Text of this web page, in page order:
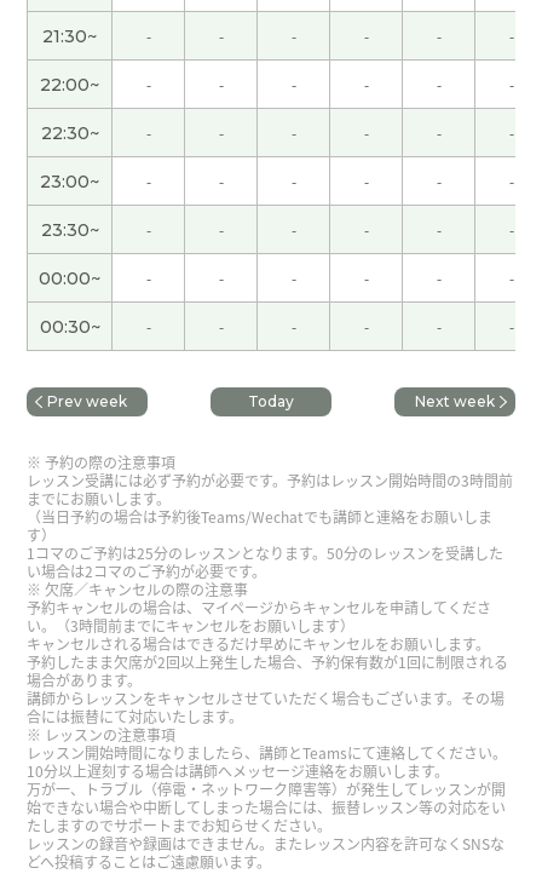
辛苦了～，下节课再见！ ( 50代 男性 )
我觉得选择一个能充分发挥自身能力的好的专业，
这一点确实很重要。下节课再见。
( 50代 男性 )
年轻时，我常为了看深夜的体育直播而熬夜，但现
在早睡比这更重要😁。下节课见。
( 50代 男性 )
谢谢老师总是鼓励我。我会继续努力。( 女性 )
下次见吧。
( 男性 )
辛苦了。好好享受假期～。
いつも楽しく授業してくださってありがとうござい
ます！我们下节课见~
在我们日本这里，小朋友会直接走进稻田，徒手抓
青蛙呢😂。下节课再见。( 50代 男性 )
辛苦了～。周末愉快！下节课再见。 ( 50代 男性 )
这个周末身体状况好了一些，跑步速度也恢复了一
些，感觉很不错。下节课再见！ ( 50代 男性 )
中国有很多零食，看起来都很好吃。而且传统的。
21:30~ - - - - - -
22:00~ - - - - - -
22:30~ - - - - - -
23:00~ - - - - - -
23:30~ - - - - - -
00:00~ - - - - - -
00:30~ - - - - - -
Prev week Today Next week
予約の際の注意事項
レッスン受講には必ず予約が必要です。予約はレッスン開始時間の3時間前
までにお願いします。
（当日予約の場合は予約後Teams/Wechatでも講師と連絡をお願いしま
す）
1コマのご予約は25分のレッスンとなります。50分のレッスンを受講した
い場合は2コマのご予約が必要です。
欠席／キャンセルの際の注意事
予約キャンセルの場合は、マイページからキャンセルを申請してくださ
い。（3時間前までにキャンセルをお願いします）
キャンセルされる場合はできるだけ早めにキャンセルをお願いします。
予約したまま欠席が2回以上発生した場合、予約保有数が1回に制限される
場合があります。
講師からレッスンをキャンセルさせていただく場合もございます。その場
合には振替にて対応いたします。
レッスンの注意事項
レッスン開始時間になりましたら、講師とTeamsにて連絡してください。
10分以上遅刻する場合は講師へメッセージ連絡をお願いします。
万が一、トラブル（停電・ネットワーク障害等）が発生してレッスンが開
始できない場合や中断してしまった場合には、振替レッスン等の対応をい
たしますのでサポートまでお知らせください。
レッスンの録音や録画はできません。またレッスン内容を許可なくSNSな
どへ投稿することはご遠慮願います。